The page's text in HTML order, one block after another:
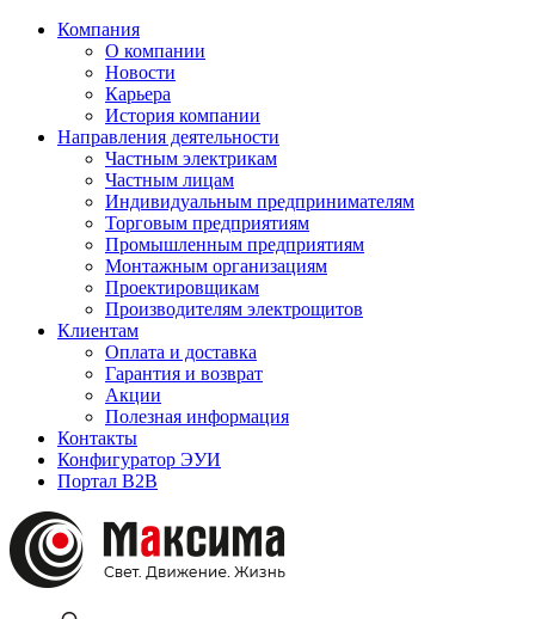
Компания
О компании
Новости
Карьера
История компании
Направления деятельности
Частным электрикам
Частным лицам
Индивидуальным предпринимателям
Торговым предприятиям
Промышленным предприятиям
Монтажным организациям
Проектировщикам
Производителям электрощитов
Клиентам
Оплата и доставка
Гарантия и возврат
Акции
Полезная информация
Контакты
Конфигуратор ЭУИ
Портал B2B